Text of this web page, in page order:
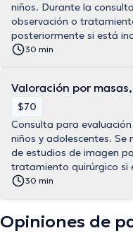
niños. Durante la
observación o
posteriormente si está
30 min
Valoración por
$70
Consulta para
niños y adolescentes. Se
de estudios de imagen
tratamiento quirúrgico si
30 min
Opiniones de